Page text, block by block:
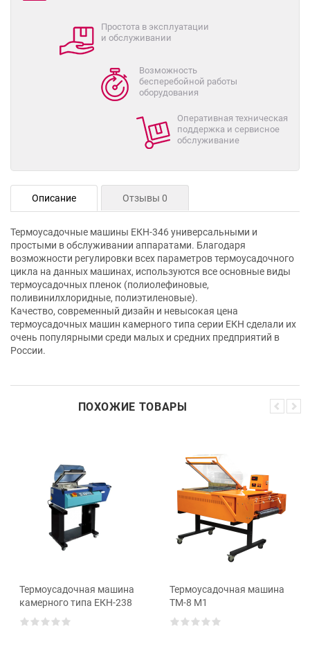
Простота в эксплуатации
и обслуживании
Возможность
бесперебойной работы
оборудования
Оперативная техническая
поддержка и сервисное
обслуживание
Описание Отзывы 0
Термоусадочные машины ЕКН-346 универсальными и
простыми в обслуживании аппаратами. Благодаря
возможности регулировки всех параметров термоусадочного
цикла на данных машинах, используются все основные виды
термоусадочных пленок (полиолефиновые,
поливинилхлоридные, полиэтиленовые).
Качество, современный дизайн и невысокая цена
термоусадочных машин камерного типа серии ЕКН сделали их
очень популярными среди малых и средних предприятий в
России.
ПОХОЖИЕ ТОВАРЫ
Термоусадочная машина
камерного типа ЕКН-238
Термоусадочная машина
ТМ-8 М1